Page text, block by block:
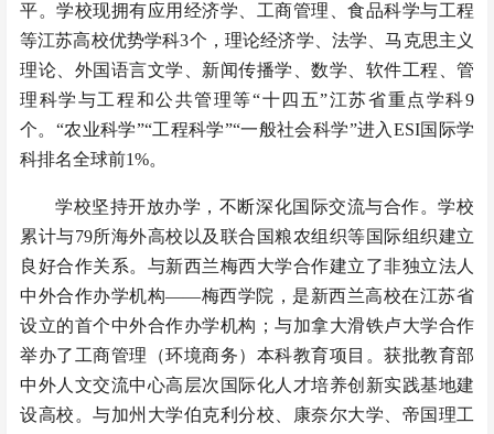
平。学校现拥有应用经济学、工商管理、食品科学与工程
等江苏高校优势学科3个，理论经济学、法学、马克思主义
理论、外国语言文学、新闻传播学、数学、软件工程、管
理科学与工程和公共管理等“十四五”江苏省重点学科9
个。“农业科学”“工程科学”“一般社会科学”进入ESI国际学
科排名全球前1%。
学校坚持开放办学，不断深化国际交流与合作。学校
累计与79所海外高校以及联合国粮农组织等国际组织建立
良好合作关系。与新西兰梅西大学合作建立了非独立法人
中外合作办学机构——梅西学院，是新西兰高校在江苏省
设立的首个中外合作办学机构；与加拿大滑铁卢大学合作
举办了工商管理（环境商务）本科教育项目。获批教育部
中外人文交流中心高层次国际化人才培养创新实践基地建
设高校。与加州大学伯克利分校、康奈尔大学、帝国理工